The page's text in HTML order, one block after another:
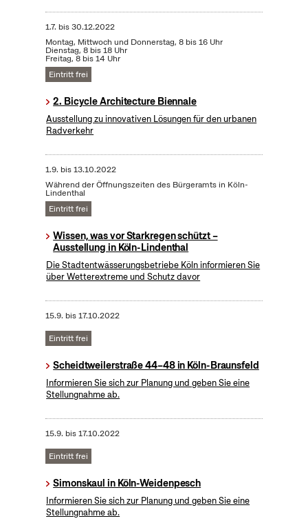
1.7. bis30.12.2022
Montag, Mittwoch und Donnerstag, 8 bis 16 Uhr
Dienstag, 8 bis 18 Uhr
Freitag, 8 bis 14 Uhr
Eintritt frei
2. Bicycle Architecture Biennale
Ausstellung zu innovativen Lösungen für den urbanen
Radverkehr
1.9. bis13.10.2022
Während der Öffnungszeiten des Bürgeramts in Köln-
Lindenthal
Eintritt frei
Wissen, was vor Starkregen schützt –
Ausstellung in Köln-Lindenthal
Die Stadtentwässerungsbetriebe Köln informieren Sie
über Wetterextreme und Schutz davor
15.9. bis17.10.2022
Eintritt frei
Scheidtweilerstraße 44–48 in Köln-Braunsfeld
Informieren Sie sich zur Planung und geben Sie eine
Stellungnahme ab.
15.9. bis17.10.2022
Eintritt frei
Simonskaul in Köln-Weidenpesch
Informieren Sie sich zur Planung und geben Sie eine
Stellungnahme ab.